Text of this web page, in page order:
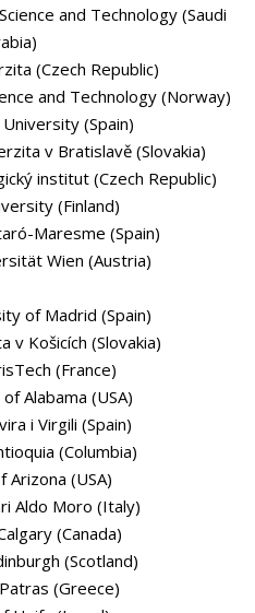
and Technology (Saudi
(Czech Republic)
and Technology (Norway)
(Spain)
v Bratislavě (Slovakia)
institut (Czech Republic)
(Finland)
Maresme (Spain)
Wien (Austria)
of Madrid (Spain)
v Košicích (Slovakia)
(France)
Alabama (USA)
i Virgili (Spain)
(Columbia)
Arizona (USA)
Aldo Moro (Italy)
(Canada)
(Scotland)
(Greece)